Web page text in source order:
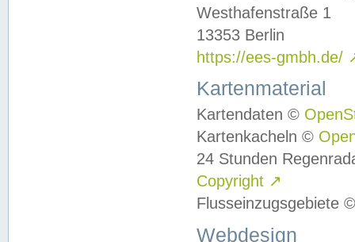
Westhafenstraße 1
13353 Berlin
https://ees-gmbh.de/
Kartenmaterial
Kartendaten ©
Kartenkacheln ©
24 Stunden
Copyright ↗
Flusseinzugsgebiete
Webdesign